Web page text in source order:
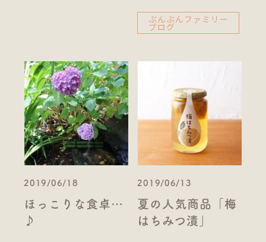
ぶんぶんファミリー
ブログ
2019/06/18
ほっこりな食卓…
♪
2019/06/13
夏の人気商品「梅
はちみつ漬」